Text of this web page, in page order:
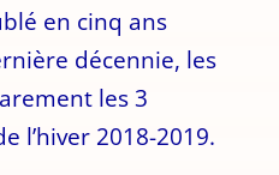
en cinq ans
décennie, les
les 3
l’hiver 2018-2019.